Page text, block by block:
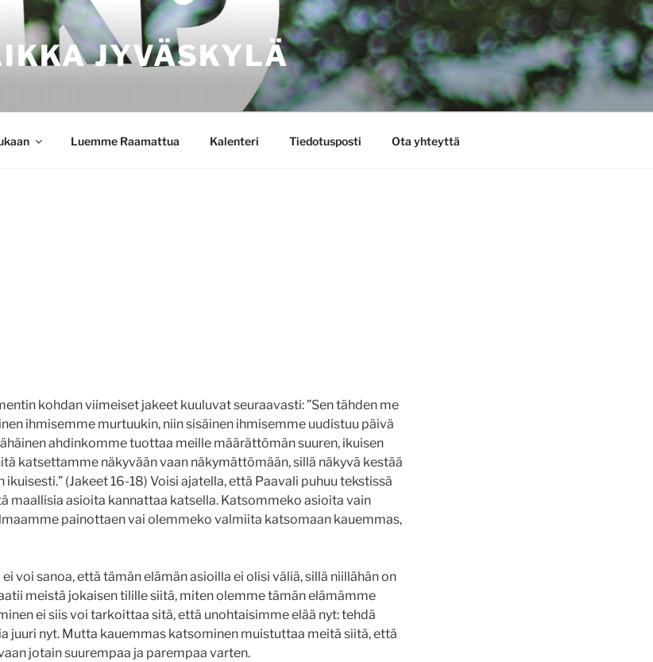
JYVÄSKYLÄ
Luemme Raamattua Kalenteri Tiedotusposti Ota yhteyttä
kohdan viimeiset jakeet kuuluvat seuraavasti: ”Sen tähden me
ihmisemme murtuukin, niin sisäinen ihmisemme uudistuu päivä
ahdinkomme tuottaa meille määrättömän suuren, ikuisen
katsettamme näkyvään vaan näkymättömään, sillä näkyvä kestää
(Jakeet 16-18) Voisi ajatella, että Paavali puhuu tekstissä
maallisia asioita kannattaa katsella. Katsommeko asioita vain
painottaen vai olemmeko valmiita katsomaan kauemmas,
voi sanoa, että tämän elämän asioilla ei olisi väliä, sillä niillähän on
meistä jokaisen tilille siitä, miten olemme tämän elämämme
ei siis voi tarkoittaa sitä, että unohtaisimme elää nyt: tehdä
juuri nyt. Mutta kauemmas katsominen muistuttaa meitä siitä, että
jotain suurempaa ja parempaa varten.